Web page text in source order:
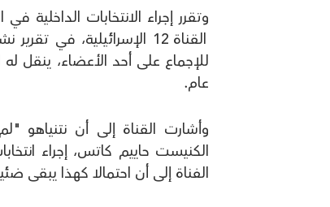
وتقرر إجراء الانتخابات الداخلية
للإجماع على أحد الأعضاء، ينقل
عام.
وأشارت القناة إلى أن نتنياهو
الكنيست حاييم كاتس، إجراء
الفناة إلى أن احتمالا كهذا يبقى